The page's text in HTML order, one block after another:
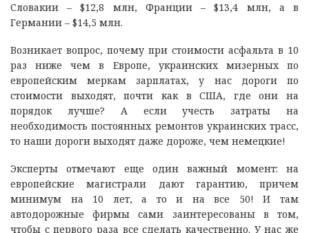
Словакии – $12,8 млн, Франции – $13,4 млн, а в
Германии – $14,5 млн.
Возникает вопрос, почему при стоимости асфальта в 10
раз ниже чем в Европе, украинских мизерных по
европейским меркам зарплатах, у нас дороги по
стоимости выходят, почти как в США, где они на
порядок лучше? А если учесть затраты на
необходимость постоянных ремонтов украинских трасс,
то наши дороги выходят даже дороже, чем немецкие!
Эксперты отмечают еще один важный момент: на
европейские магистрали дают гарантию, причем
минимум на 10 лет, а то и на все 50! И там
автодорожные фирмы сами заинтересованы в том,
чтобы с первого раза все сделать качественно. У нас же